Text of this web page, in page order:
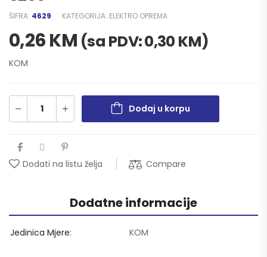
ŠIFRA: 4629 KATEGORIJA: ELEKTRO OPREMA
0,26KM (sa PDV:0,30 KM)
KOM
Dodaj u korpu
Dodati na listu želja Compare
Dodatne informacije
Jedinica Mjere KOM